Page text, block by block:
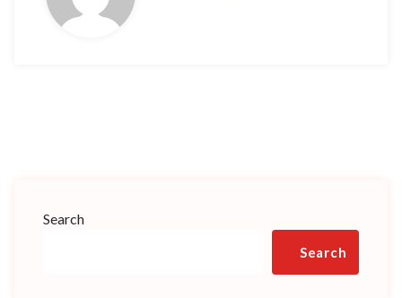
Search
Search